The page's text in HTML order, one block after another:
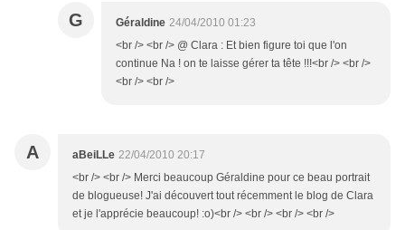
G Géraldine 24/04/2010 01:23
<br /> <br /> @ Clara : Et bien figure toi que l'on
continue Na ! on te laisse gérer ta tête !!!<br /> <br />
<br /> <br />
A aBeiLLe 22/04/2010 20:17
<br /> <br /> Merci beaucoup Géraldine pour ce beau portrait
de blogueuse! J'ai découvert tout récemment le blog de Clara
et je l'apprécie beaucoup! :o)<br /> <br /> <br /> <br />